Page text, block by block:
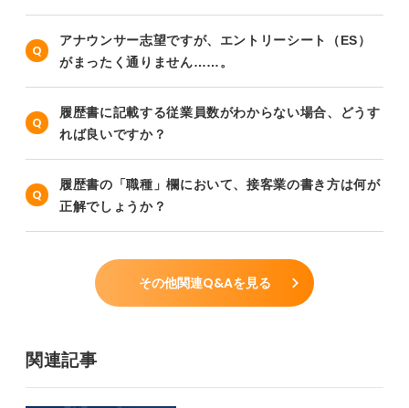
アナウンサー志望ですが、エントリーシート（ES）
がまったく通りません……。
履歴書に記載する従業員数がわからない場合、どうす
れば良いですか？
履歴書の「職種」欄において、接客業の書き方は何が
正解でしょうか？
その他関連Q&Aを見る
関連記事